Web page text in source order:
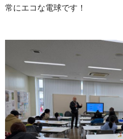
常にエコな電球です！